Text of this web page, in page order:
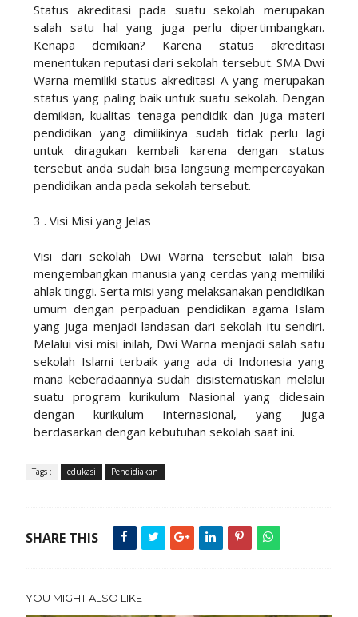
Status akreditasi pada suatu sekolah merupakan
salah satu hal yang juga perlu dipertimbangkan.
Kenapa demikian? Karena status akreditasi
menentukan reputasi dari sekolah tersebut. SMA Dwi
Warna memiliki status akreditasi A yang merupakan
status yang paling baik untuk suatu sekolah. Dengan
demikian, kualitas tenaga pendidik dan juga materi
pendidikan yang dimilikinya sudah tidak perlu lagi
untuk diragukan kembali karena dengan status
tersebut anda sudah bisa langsung mempercayakan
pendidikan anda pada sekolah tersebut.
3 . Visi Misi yang Jelas
Visi dari sekolah Dwi Warna tersebut ialah bisa
mengembangkan manusia yang cerdas yang memiliki
ahlak tinggi. Serta misi yang melaksanakan pendidikan
umum dengan perpaduan pendidikan agama Islam
yang juga menjadi landasan dari sekolah itu sendiri.
Melalui visi misi inilah, Dwi Warna menjadi salah satu
sekolah Islami terbaik yang ada di Indonesia yang
mana keberadaannya sudah disistematiskan melalui
suatu program kurikulum Nasional yang didesain
dengan kurikulum Internasional, yang juga
berdasarkan dengan kebutuhan sekolah saat ini.
Tags : edukasi Pendidiakan
SHARE THIS
YOU MIGHT ALSO LIKE